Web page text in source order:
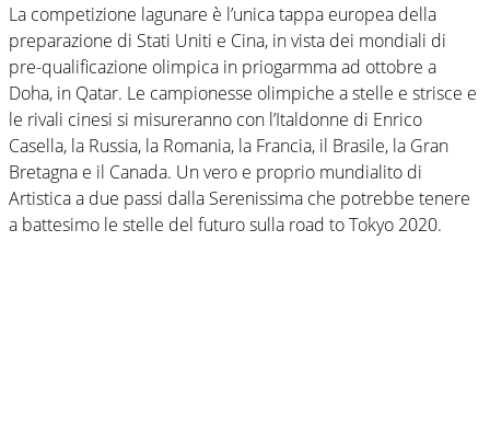
La competizione lagunare è l’unica tappa europea della
preparazione di Stati Uniti e Cina, in vista dei mondiali di
pre-qualificazione olimpica in priogarmma ad ottobre a
Doha, in Qatar. Le campionesse olimpiche a stelle e strisce e
le rivali cinesi si misureranno con l’Italdonne di Enrico
Casella, la Russia, la Romania, la Francia, il Brasile, la Gran
Bretagna e il Canada. Un vero e proprio mundialito di
Artistica a due passi dalla Serenissima che potrebbe tenere
a battesimo le stelle del futuro sulla road to Tokyo 2020.